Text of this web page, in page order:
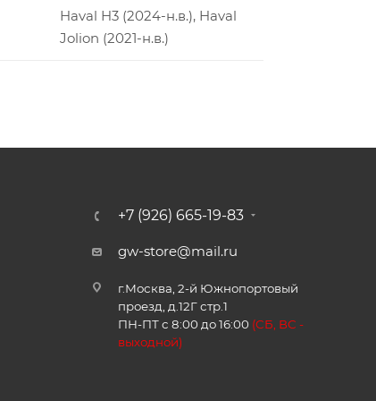
Haval H3 (2024-н.в.), Haval
Jolion (2021-н.в.)
+7 (926) 665-19-83
gw-store@mail.ru
г.Москва, 2-й Южнопортовый
проезд, д.12Г стр.1
ПН-ПТ с 8:00 до 16:00 (СБ, ВС -
выходной)